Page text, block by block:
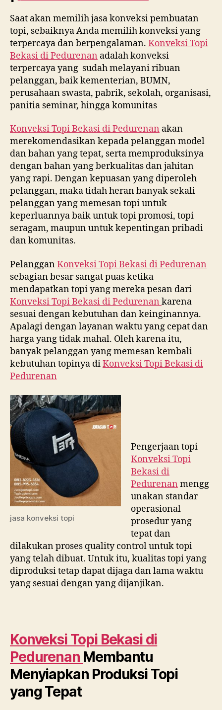
0815
995
6854
Saat akan memilih jasa konveksi pembuatan
topi, sebaiknya Anda memilih konveksi yang
terpercaya dan berpengalaman. Konveksi Topi
Bekasi diPedurenan adalah konveksi
terpercaya yang sudah melayani ribuan
pelanggan, baik kementerian, BUMN,
perusahaan swasta, pabrik, sekolah, organisasi,
panitia seminar, hingga komunitas
Konveksi Topi Bekasi diPedurenan akan
merekomendasikan kepada pelanggan model
dan bahan yang tepat, serta memproduksinya
dengan bahan yang berkualitas dan jahitan
yang rapi. Dengan kepuasan yang diperoleh
pelanggan, maka tidah heran banyak sekali
pelanggan yang memesan topi untuk
keperluannya baik untuk topi promosi, topi
seragam, maupun untuk kepentingan pribadi
dan komunitas.
PelangganKonveksi Topi Bekasi diPedurenan
sebagian besar sangat puas ketika
mendapatkan topi yang mereka pesan dari
Konveksi Topi Bekasi diPedurenan karena
sesuai dengan kebutuhan dan keinginannya.
Apalagi dengan layanan waktu yang cepat dan
harga yang tidak mahal. Oleh karena itu,
banyak pelanggan yang memesan kembali
kebutuhan topinya diKonveksi Topi Bekasi di
Pedurenan
jasa konveksi topi
Pengerjaan topi
Konveksi Topi
Bekasi di
Pedurenan mengg
unakan standar
operasional
prosedur yang
tepat dan
dilakukan proses quality control untuk topi
yang telah dibuat. Untuk itu, kualitas topi yang
diproduksi tetap dapat dijaga dan lama waktu
yang sesuai dengan yang dijanjikan.
Konveksi Topi Bekasi di
Pedurenan Membantu
Menyiapkan Produksi Topi
yang Tepat